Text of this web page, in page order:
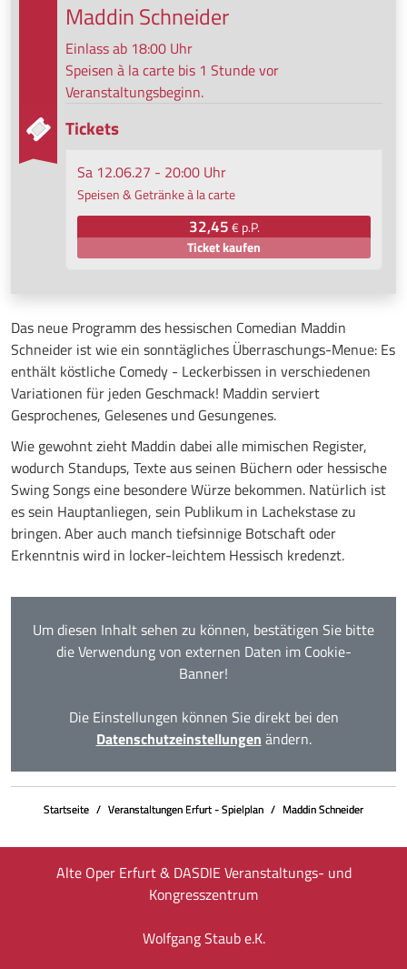
Um diesen Inhalt sehen zu können, bestätigen Sie bitte
die Verwendung von externen Daten im Cookie-
Banner!
Die Einstellungen können Sie direkt bei den
Datenschutzeinstellungen ändern.
Das neue Programm des hessischen Comedian Maddin
Schneider ist wie ein sonntägliches Überraschungs-Menue: Es
enthält köstliche Comedy - Leckerbissen in verschiedenen
Variationen für jeden Geschmack! Maddin serviert
Gesprochenes, Gelesenes und Gesungenes.
Wie gewohnt zieht Maddin dabei alle mimischen Register,
wodurch Standups, Texte aus seinen Büchern oder hessische
Swing Songs eine besondere Würze bekommen. Natürlich ist
es sein Hauptanliegen, sein Publikum in Lachekstase zu
bringen. Aber auch manch tiefsinnige Botschaft oder
Erkenntnis wird in locker-leichtem Hessisch kredenzt.
Maddin Schneider
Einlass ab 18:00 Uhr
Speisen à la carte bis 1 Stunde vor
Veranstaltungsbeginn.
Tickets
Sa 12.06.27 - 20:00 Uhr
Speisen & Getränke à la carte
32,45€ p.P.
Ticket kaufen
Startseite Veranstaltungen Erfurt - Spielplan Maddin Schneider
Alte Oper Erfurt & DASDIE Veranstaltungs- und
Kongresszentrum
Wolfgang Staub e.K.